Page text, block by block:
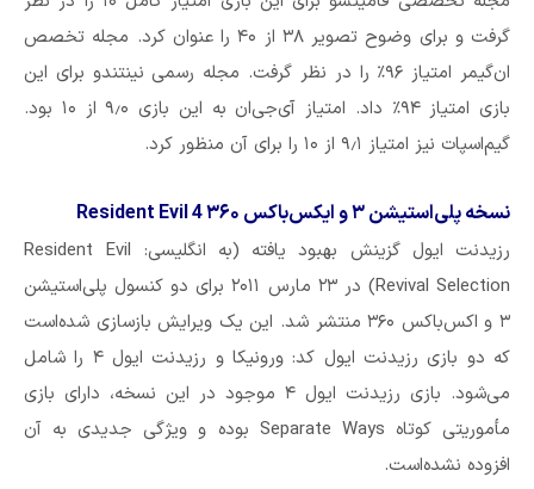
گرفت و برای وضوح تصویر ۳۸ از ۴۰ را عنوان کرد. مجله تخصص
ان‌گیمر امتیاز ۹۶٪ را در نظر گرفت. مجله رسمی نینتندو برای این
بازی امتیاز ۹۴٪ داد. امتیاز آی‌جی‌ان به این بازی ۹٫۰ از ۱۰ بود.
گیم‌اسپات نیز امتیاز ۹٫۱ از ۱۰ را برای آن منظور کرد.
نسخه پلی‌استیشن ۳ و ایکس‌باکس Resident Evil 4 ۳۶۰
رزیدنت ایول گزینش بهبود یافته (به انگلیسی: Resident Evil
Revival Selection) در ۲۳ مارس ۲۰۱۱ برای دو کنسول پلی‌استیشن
۳ و اکس‌باکس ۳۶۰ منتشر شد. این یک ویرایش بازسازی شده‌است
که دو بازی رزیدنت ایول کد: ورونیکا و رزیدنت ایول ۴ را شامل
می‌شود. بازی رزیدنت ایول ۴ موجود در این نسخه، دارای بازی
مأموریتی کوتاه Separate Ways بوده و ویژگی جدیدی به آن
افزوده نشده‌است.